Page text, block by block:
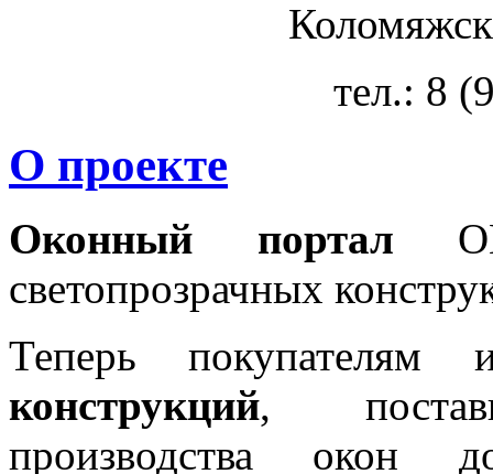
тел.: 8
О проекте
Оконный портал
светопрозрачных
Теперь покупателям
конструкций,
производства окон